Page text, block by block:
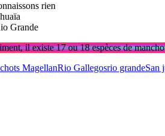
rien
Grande
il existe 17 ou 18 espèces de
MagellanRio Gallegosrio grandeSan